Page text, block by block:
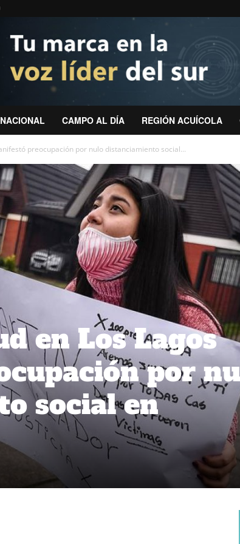
CAMPO AL DÍA REGIÓN ACUÍCOLA
preocupación por nulo distanciamiento social...
en Los Lagos
por
social en